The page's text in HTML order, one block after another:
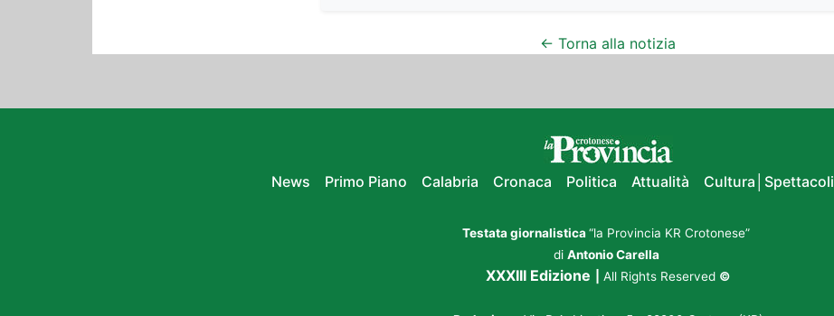
← Torna alla notizia
News Primo Piano Calabria Cronaca Politica Attualità Cultura│Spettacoli
Testata giornalistica “la Provincia KR Crotonese”
di Antonio Carella
XXXIII Edizione All Rights Reserved ©